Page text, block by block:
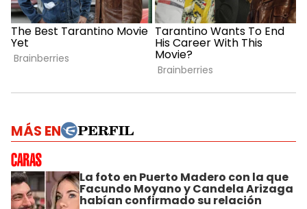
MÁS EN
La foto en Puerto Madero con la que
Facundo Moyano y Candela Arizaga
habían confirmado su relación